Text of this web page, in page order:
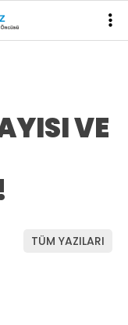
VE
TÜM YAZILARI